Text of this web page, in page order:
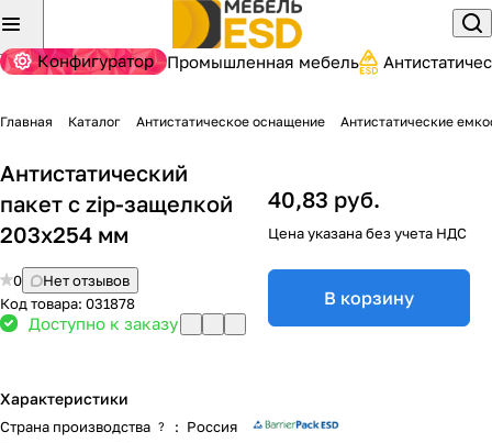
Конфигуратор Промышленная мебель
Главная Каталог Антистатическое оснащение Антистатические
Антистатический
пакет с zip-защелкой
203х254 мм
0
Нет отзывов
Код товара: 031878
Доступно к заказу
Характеристики
Страна производства ? : Россия
40,83 руб.
Цена указана без учета НДС
В корзину